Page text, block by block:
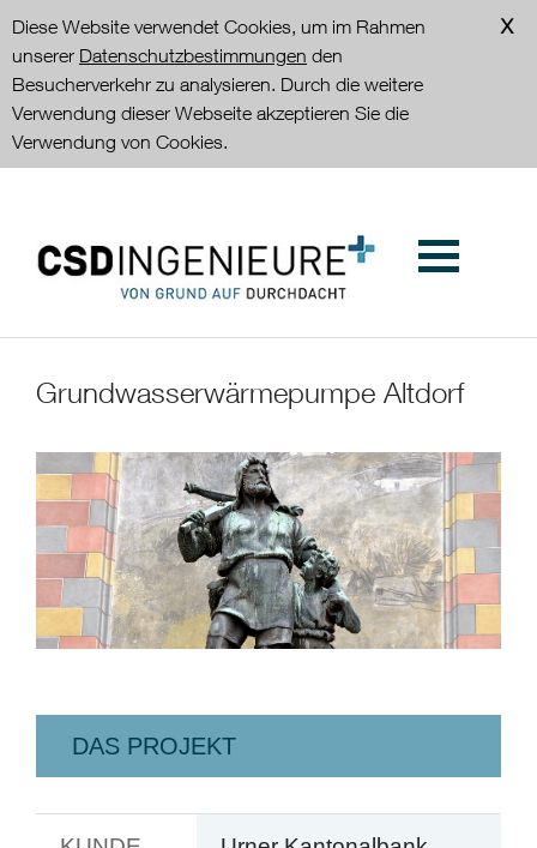
Diese Website verwendet Cookies, um im Rahmen
unserer Datenschutzbestimmungen den
Besucherverkehr zu analysieren. Durch die weitere
Verwendung dieser Webseite akzeptieren Sie die
Verwendung von Cookies.
Grundwasserwärmepumpe Altdorf
DAS PROJEKT